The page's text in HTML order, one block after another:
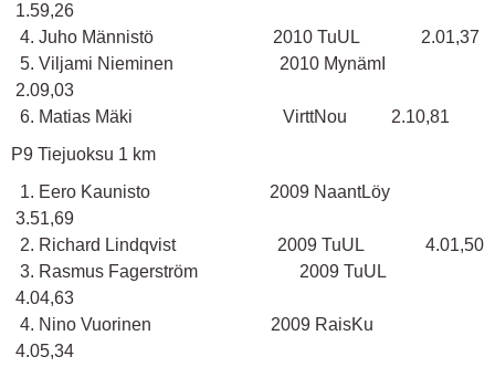
1.59,26
4. Juho Männistö 2010 TuUL 2.01,37
5. Viljami Nieminen 2010 MynämI
2.09,03
6. Matias Mäki VirttNou 2.10,81
P9 Tiejuoksu 1 km
1. Eero Kaunisto 2009 NaantLöy
3.51,69
2. Richard Lindqvist 2009 TuUL 4.01,50
3. Rasmus Fagerström 2009 TuUL
4.04,63
4. Nino Vuorinen 2009 RaisKu
4.05,34